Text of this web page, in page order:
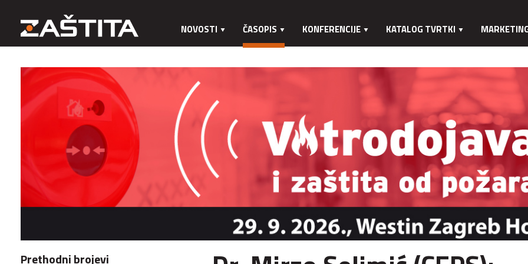
NOVOSTI ČASOPIS KONFERENCIJE KATALOG TVRTKI
Prethodni brojevi